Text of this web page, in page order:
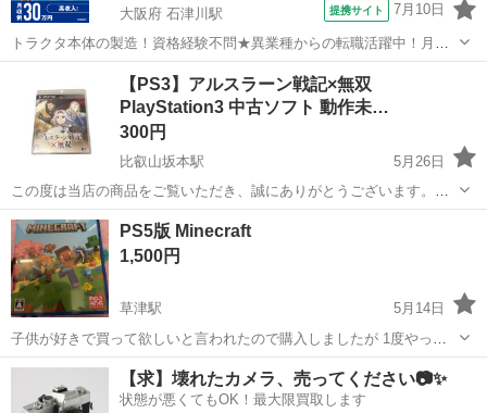
大阪府 石津川駅
提携サイト 7月10日
トラクタ本体の製造！資格経験不問★異業種からの転職活躍中！月収
例29万円以上！生活支援物資事前対応可◎即日入寮OK！寮費はずっと
無料＆備品付き1R寮完備！赴任旅費会社負担！工場まで無料送迎あり
◎《大阪府堺市》 人気の工場の...
石津川駅
【PS3】アルスラーン戦記×無双
PlayStation3 中古ソフト 動作未…
300円
比叡山坂本駅
5月26日
この度は当店の商品をご覧いただき、誠にありがとうございます。
（AJ） PlayStation3専用ソフト 「アルスラーン戦記×無双」を出品い
たします。 ■商品内容 ・ゲームソフト本体 ・ケース ・説明書 ...
滋賀 大津市 比叡山坂本駅
PS5版 Minecraft
1,500円
草津駅
5月14日
子供が好きで買って欲しいと言われたので購入しましたが 1度やった
きりなにか違ったのかやらなくなったので、欲しい方居ましたらメッ
セージお待ちしてます、1度やっただけなのでディスクもきれいです^^
店で買うよりは安いと思いますので...
滋賀 草津市 草津駅 テレビゲーム Minecraft
【求】壊れたカメラ、売ってください📷✨
状態が悪くてもOK！最大限買取します